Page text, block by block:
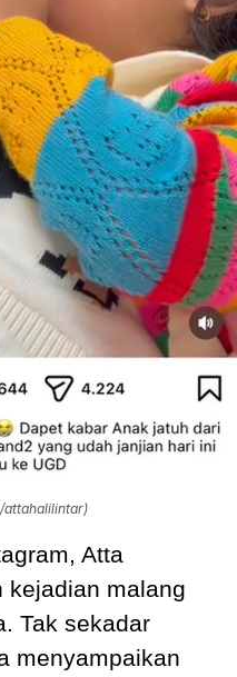
attahalilintar)
Atta
kejadian malang
Tak sekadar
menyampaikan